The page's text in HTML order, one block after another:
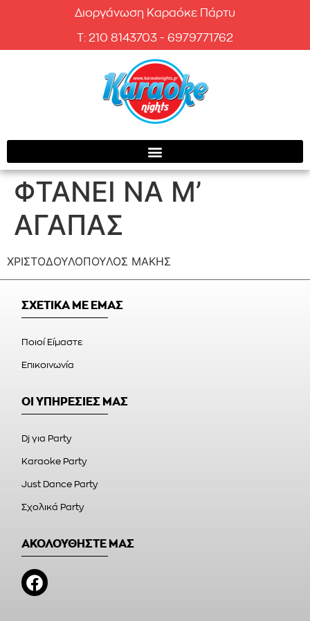
Διοργάνωση Καραόκε Πάρτυ
T: 210 8143703 - 6979771762
ΦΤΑΝΕΙ ΝΑ Μ’
ΑΓΑΠΑΣ
ΧΡΙΣΤΟΔΟΥΛΟΠΟΥΛΟΣ ΜΑΚΗΣ
ΣΧΕΤΙΚΑ ΜΕ ΕΜΑΣ
Ποιοί Είμαστε
Επικοινωνία
ΟΙ ΥΠΗΡΕΣΙΕΣ ΜΑΣ
Dj για Party
Karaoke Party
Just Dance Party
Σχολικά Party
ΑΚΟΛΟΥΘΗΣΤΕ ΜΑΣ